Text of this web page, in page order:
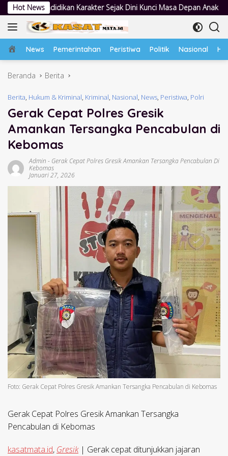
Langsung
ke
konten
Hot News
Sejak Dini Kunci Masa Depan Anak Lewat Lapangan
Home
News Pemerintahan Peristiwa Politik Nasional
Beranda Berita
Berita, Hukum & Kriminal, Kriminal, Nasional, News, Peristiwa, Polri
Gerak Cepat Polres Gresik
Amankan Tersangka Pencabulan di
Kebomas
Admin - Gerak Cepat Polres Gresik Amankan Tersangka Pencabulan Di
Kebomas
Januari 27, 2026
Foto: Gerak Cepat Polres Gresik Amankan Tersangka Pencabulan di Kebomas
Gerak Cepat Polres Gresik Amankan Tersangka
Pencabulan di Kebomas
kasatmata.id, Gresik| Gerak cepat ditunjukkan jajaran